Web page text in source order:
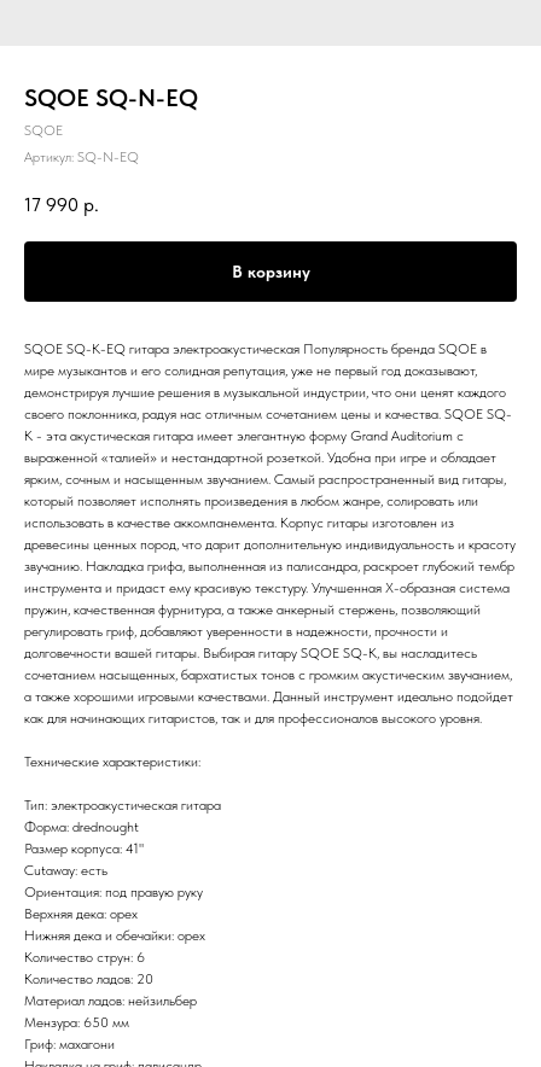
SQOE SQ-N-EQ
SQOE
Артикул: SQ-N-EQ
17 990 р.
В корзину
SQOE SQ-K-EQ гитара электроакустическая Популярность бренда SQOE в
мире музыкантов и его солидная репутация, уже не первый год доказывают,
демонстрируя лучшие решения в музыкальной индустрии, что они ценят каждого
своего поклонника, радуя нас отличным сочетанием цены и качества. SQOE SQ-
K - эта акустическая гитара имеет элегантную форму Grand Auditorium с
выраженной «талией» и нестандартной розеткой. Удобна при игре и обладает
ярким, сочным и насыщенным звучанием. Самый распространенный вид гитары,
который позволяет исполнять произведения в любом жанре, солировать или
использовать в качестве аккомпанемента. Корпус гитары изготовлен из
древесины ценных пород, что дарит дополнительную индивидуальность и красоту
звучанию. Накладка грифа, выполненная из палисандра, раскроет глубокий тембр
инструмента и придаст ему красивую текстуру. Улучшенная Х-образная система
пружин, качественная фурнитура, а также анкерный стержень, позволяющий
регулировать гриф, добавляют уверенности в надежности, прочности и
долговечности вашей гитары. Выбирая гитару SQOE SQ-K, вы насладитесь
сочетанием насыщенных, бархатистых тонов с громким акустическим звучанием,
а также хорошими игровыми качествами. Данный инструмент идеально подойдет
как для начинающих гитаристов, так и для профессионалов высокого уровня.
Технические характеристики:
Тип: электроакустическая гитара
Форма: drednought
Размер корпуса: 41"
Cutaway: есть
Ориентация: под правую руку
Верхняя дека: орех
Нижняя дека и обечайки: орех
Количество струн: 6
Количество ладов: 20
Материал ладов: нейзильбер
Мензура: 650 мм
Гриф: махагони